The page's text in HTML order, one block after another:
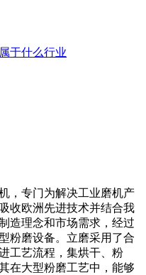
于什么行业
，专门为解决工业磨机产
收欧洲先进技术并结合我
造理念和市场需求，经过
粉磨设备。立磨采用了合
工艺流程，集烘干、粉
在大型粉磨工艺中，能够